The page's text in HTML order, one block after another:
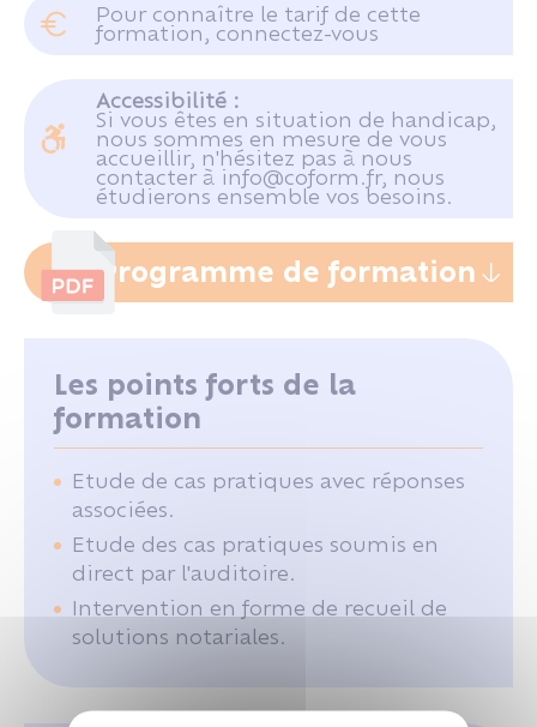
Se connecter
Pour connaître le tarif de cette
formation, connectez-vous
Accessibilité :
Si vous êtes en situation de handicap,
nous sommes en mesure de vous
accueillir, n'hésitez pas à nous
contacter à info@coform.fr, nous
étudierons ensemble vos besoins.
Programme de formation
Les points forts de la
formation
Etude de cas pratiques avec réponses
associées.
Etude des cas pratiques soumis en
direct par l'auditoire.
Intervention en forme de recueil de
solutions notariales.